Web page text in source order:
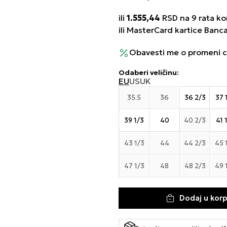
ili 1.555,44 RSD na 9 rata
ili MasterCard kartice
Obavesti me o promeni
Odaberi veličinu:
EUUSUK
35.5 36 36 2/3 37
39 1/3 40 40 2/3 41
43 1/3 44 44 2/3 45
47 1/3 48 48 2/3 49
Dodaj u